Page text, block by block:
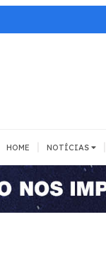
HOME NOTÍCIAS
Todos